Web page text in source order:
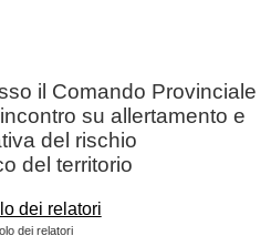
il Comando Provinciale
su allertamento e
del rischio
del territorio
dei relatori